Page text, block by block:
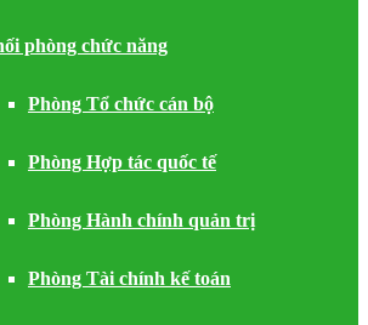
phòng chức năng
Phòng Tổ chức cán bộ
Phòng Hợp tác quốc tế
Phòng Hành chính quản trị
Phòng Tài chính kế toán